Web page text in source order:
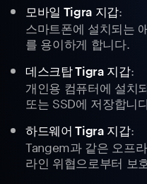
모바일 Tigra 지갑:
스마트폰에 설치되는
를 용이하게 합니다.
데스크탑 Tigra 지갑:
개인용 컴퓨터에 설치
또는 SSD에 저장합니
하드웨어 Tigra 지갑:
Tangem과 같은 오프
라인 위협으로부터 보